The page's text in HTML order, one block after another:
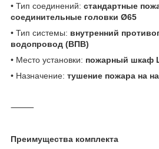
• Тип соединений: стандартные
соединительные головки Ø65
• Тип системы: внутренний
водопровод (ВПВ)
• Место установки: пожарный шкаф
• Назначение: тушение пожара на
⸻
Преимущества комплекта